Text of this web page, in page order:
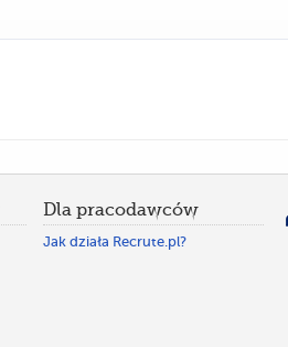
Dla pracodawców
Jak działa Recrute.pl?